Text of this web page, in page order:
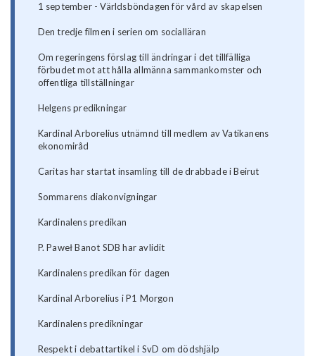
1 september - Världsböndagen för vård av skapelsen
Den tredje filmen i serien om socialläran
Om regeringens förslag till ändringar i det tillfälliga
förbudet mot att hålla allmänna sammankomster och
offentliga tillställningar
Helgens predikningar
Kardinal Arborelius utnämnd till medlem av Vatikanens
ekonomiråd
Caritas har startat insamling till de drabbade i Beirut
Sommarens diakonvigningar
Kardinalens predikan
P. Paweł Banot SDB har avlidit
Kardinalens predikan för dagen
Kardinal Arborelius i P1 Morgon
Kardinalens predikningar
Respekt i debattartikel i SvD om dödshjälp